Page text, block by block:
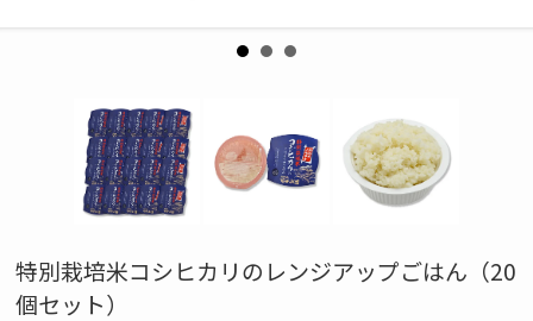
特別栽培米コシヒカリのレンジアップごはん（20
個セット）